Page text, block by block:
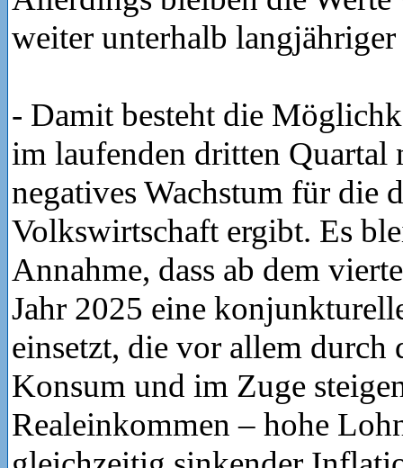
weiter unterhalb
- Damit besteht die
im laufenden dritten
negatives Wachstum für die
Volkswirtschaft ergibt. Es
Annahme, dass ab dem
Jahr 2025 eine
einsetzt, die vor allem durch
Konsum und im Zuge
Realeinkommen – hohe